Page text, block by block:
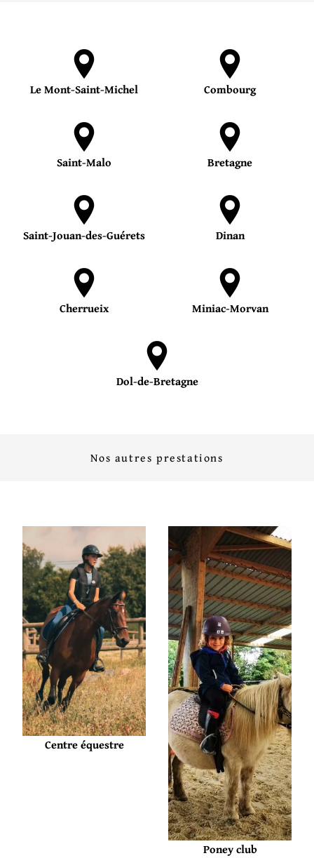
Le Mont-Saint-Michel Combourg
Saint-Malo Bretagne
Saint-Jouan-des-Guérets Dinan
Cherrueix Miniac-Morvan
Dol-de-Bretagne
Nos autres prestations
Centre équestre
Poney club